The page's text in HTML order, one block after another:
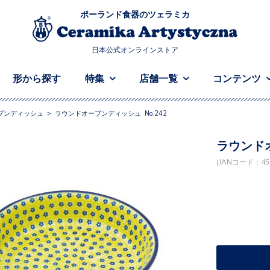
ポーランド食器のツェラミカ
日本公式オンラインストア
形から探す 特集 店舗一覧 コンテンツ
ンディッシュ > ラウンドオーブンディッシュ No.242
ラウンド
(JANコード：